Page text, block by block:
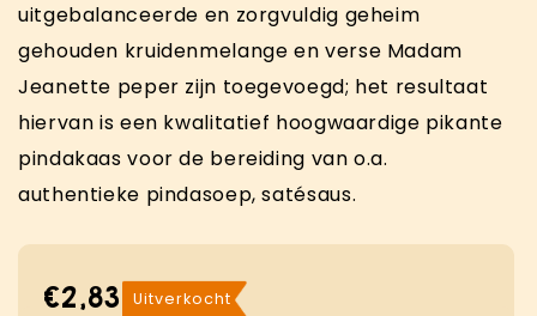
uitgebalanceerde en zorgvuldig geheim
gehouden kruidenmelange en verse Madam
Jeanette peper zijn toegevoegd; het resultaat
hiervan is een kwalitatief hoogwaardige pikante
pindakaas voor de bereiding van o.a.
authentieke pindasoep, satésaus.
Normale
€2,83 Uitverkocht